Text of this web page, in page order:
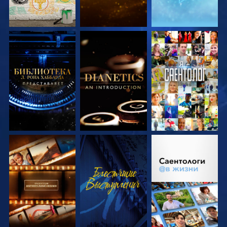
СМОТРЕТЬ
ПЕРЕДАЧИ
СМОТРЕТЬ
ПЕРЕДАЧИ
СМОТРЕТЬ
СМОТРЕТЬ
ПЕРЕДАЧИ
СМОТРЕТЬ
СМОТРЕТЬ